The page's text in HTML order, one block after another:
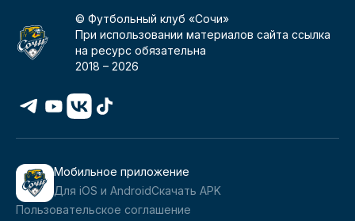
© Футбольный клуб «Сочи»
При использовании материалов сайта ссылка
на ресурс обязательна
2018 –2026
Мобильное приложение
Для iOS и AndroidСкачать APK
Пользовательское соглашение